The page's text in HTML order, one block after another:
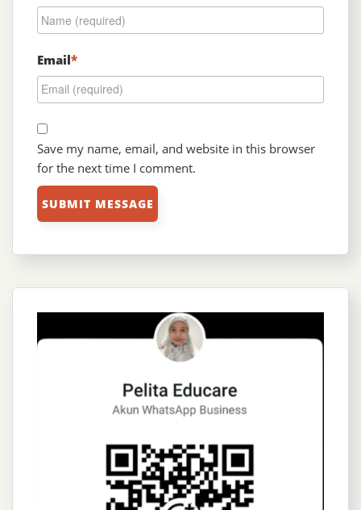
Email*
Save my name, email, and website in this browser
for the next time I comment.